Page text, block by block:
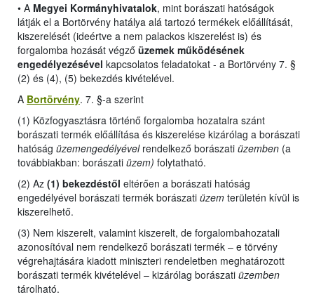
• A Megyei Kormányhivatalok, mint borászati hatóságok
látják el a Bortörvény hatálya alá tartozó termékek előállítását,
kiszerelését (ideértve a nem palackos kiszerelést is) és
forgalomba hozását végző üzemek működésének
engedélyezésével kapcsolatos feladatokat - a Bortörvény 7. §
(2) és (4), (5) bekezdés kivételével.
A Bortörvény. 7. §-a szerint
(1) Közfogyasztásra történő forgalomba hozatalra szánt
borászati termék előállítása és kiszerelése kizárólag a borászati
hatóság üzemengedélyévelrendelkező borászati üzemben (a
továbbiakban: borászati üzem) folytatható.
(2) Az (1) bekezdéstől eltérően a borászati hatóság
engedélyével borászati termék borászati üzem területén kívül is
kiszerelhető.
(3) Nem kiszerelt, valamint kiszerelt, de forgalombahozatali
azonosítóval nem rendelkező borászati termék – e törvény
végrehajtására kiadott miniszteri rendeletben meghatározott
borászati termék kivételével – kizárólag borászati üzemben
tárolható.